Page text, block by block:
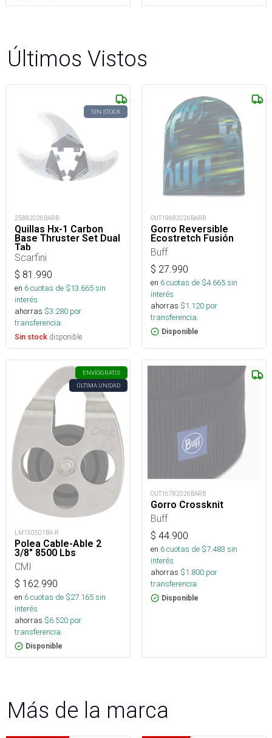
Últimos Vistos
SIN STOCK
25882026BARB
Quillas Hx-1 Carbon
Base Thruster Set Dual
Tab
Scarfini
$ 81.990
en 6cuotas de $13.665sin
interés
ahorras $3.280 por
transferencia.
Sin stock disponible
OUT19682026BARB
Gorro Reversible
Ecostretch Fusión
Buff
$ 27.990
en 6cuotas de $4.665sin
interés
ahorras $1.120 por
transferencia.
Disponible
ENVÍOGRATIS
ÚLTIMA UNIDAD
LM150501BA-R
Polea Cable-Able 2
3/8" 8500 Lbs
CMI
$ 162.990
en 6cuotas de $27.165sin
interés
ahorras $6.520 por
transferencia.
Disponible
OUT16782026BARB
Gorro Crossknit
Buff
$ 44.900
en 6cuotas de $7.483 sin
interés
ahorras $1.800 por
transferencia.
Disponible
Más de la marca